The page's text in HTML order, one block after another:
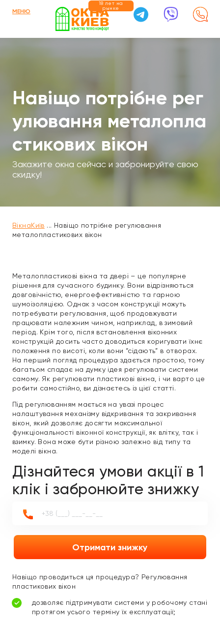
МЕНЮ
18 лет на
рынке
Навіщо потрібне рег
улювання металопла
стикових вікон
Закажите окна сейчас и забронируйте свою
скидку!
ВікнаКиїв ... Навіщо потрібне регулювання
металопластикових вікон
Металопластикові вікна та двері – це популярне
рішення для сучасного будинку. Вони відрізняються
довговічністю, енергоефективністю та гарною
шумоізоляцією. Однак з часом конструкції можуть
потребувати регулювання, щоб продовжувати
працювати належним чином, наприклад, в зимовий
період. Крім того, після встановлення віконних
конструкцій досить часто доводиться коригувати їхнє
положення по висоті, коли вони “сідають” в отворах.
На перший погляд процедура здається простою, тому
багатьом спадає на думку ідея регулювати системи
самому. Як регулювати пластикові вікна, і чи варто це
робити самостійно, ви дізнаєтесь із цієї статті.
Під регулюванням мається на увазі процес
налаштування механізму відкривання та закривання
вікон, який дозволяє досягти максимальної
функціональності віконної конструкції, як влітку, так і
взимку. Вона може бути різною залежно від типу та
моделі вікна.
Дізнайтеся умови акції в 1
клік і забронюйте знижку
Отримати знижку
Навіщо проводиться ця процедура? Регулювання
пластикових вікон
дозволяє підтримувати системи у робочому стані
протягом усього терміну їх експлуатації;